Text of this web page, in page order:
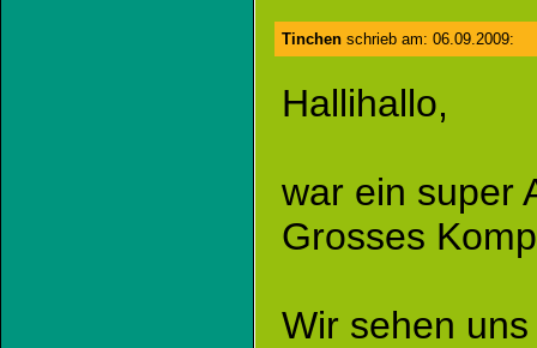
Tinchen schrieb am: 06.09.2009:
Hallihallo,
war ein super
Grosses
Wir sehen